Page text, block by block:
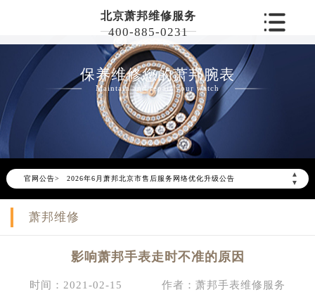
北京萧邦维修服务
400-885-0231
保养维修您的萧邦腕表
Maintain and repair your watch
官网公告>
▲
▼
2026年6月萧邦北京市售后服务网络优化升级公告
2026年6月北京市萧邦官方售后客户服务热线：400-885-0231
2026年6月萧邦售后服务中心最新网点地址：
萧邦维修
影响萧邦手表走时不准的原因
时间：2021-02-15 作者：萧邦手表维修服务